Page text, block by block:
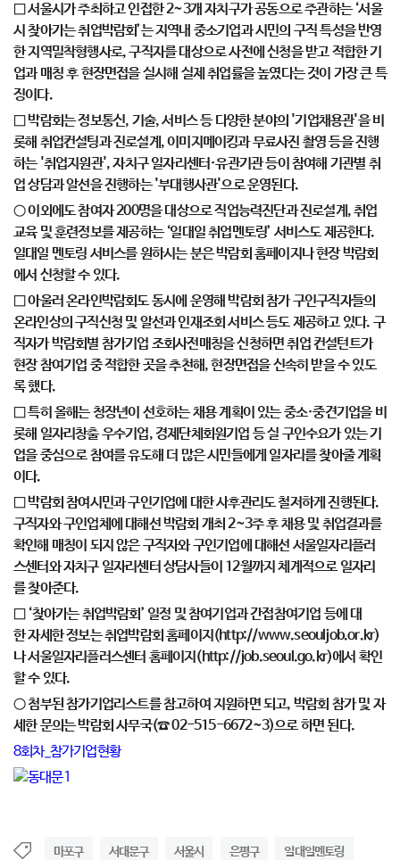
□ 서울시가 주최하고 인접한 2~3개 자치구가 공동으로 주관하는 ‘서울
시 찾아가는 취업박람회’는 지역내 중소기업과 시민의 구직 특성을 반영
한 지역밀착형행사로, 구직자를 대상으로 사전에 신청을 받고 적합한 기
업과 매칭 후 현장면접을 실시해 실제 취업률을 높였다는 것이 가장 큰 특
징이다.
□ 박람회는 정보통신, 기술, 서비스 등 다양한 분야의 '기업채용관'을 비
롯해 취업컨설팅과 진로설계, 이미지메이킹과 무료사진 촬영 등을 진행
하는 '취업지원관', 자치구 일자리센터·유관기관 등이 참여해 기관별 취
업 상담과 알선을 진행하는 '부대행사관'으로 운영된다.
○ 이외에도 참여자 200명을 대상으로 직업능력진단과 진로설계, 취업
교육 및 훈련정보를 제공하는 ‘일대일 취업멘토링’ 서비스도 제공한다.
일대일 멘토링 서비스를 원하시는 분은 박람회 홈페이지나 현장 박람회
에서 신청할 수 있다.
□ 아울러 온라인박람회도 동시에 운영해 박람회 참가 구인구직자들의
온라인상의 구직신청 및 알선과 인재조회 서비스 등도 제공하고 있다. 구
직자가 박람회별 참가기업 조회사전매칭을 신청하면 취업 컨설턴트가
현장 참여기업 중 적합한 곳을 추천해, 현장면접을 신속히 받을 수 있도
록 했다.
□ 특히 올해는 청장년이 선호하는 채용 계획이 있는 중소·중견기업을 비
롯해 일자리창출 우수기업, 경제단체회원기업 등 실 구인수요가 있는 기
업을 중심으로 참여를 유도해 더 많은 시민들에게 일자리를 찾아줄 계획
이다.
□ 박람회 참여시민과 구인기업에 대한 사후관리도 철저하게 진행된다.
구직자와 구인업체에 대해선 박람회 개최 2~3주 후 채용 및 취업결과를
확인해 매칭이 되지 않은 구직자와 구인기업에 대해선 서울일자리플러
스센터와 자치구 일자리센터 상담사들이 12월까지 체계적으로 일자리
를 찾아준다.
□ ‘찾아가는 취업박람회’ 일정 및 참여기업과 간접참여기업 등에 대
한 자세한 정보는 취업박람회 홈페이지(http://www.seouljob.or.kr)
나 서울일자리플러스센터 홈페이지(http://job.seoul.go.kr)에서 확인
할 수 있다.
○ 첨부된 참가기업리스트를 참고하여 지원하면 되고, 박람회 참가 및 자
세한 문의는 박람회 사무국(☎ 02-515-6672~3)으로 하면 된다.
8회차_참가기업현황
마포구 서대문구 서울시 은평구 일대일멘토링